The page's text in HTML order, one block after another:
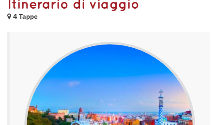
Itinerario di viaggio
4 Tappe